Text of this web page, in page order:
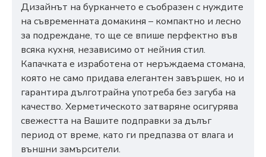
Дизайнът на бурканчето е съобразен с нуждите
на съвременната домакиня – компактно и лесно
за подреждане, то ще се впише перфектно във
всяка кухня, независимо от нейния стил.
Капачката е изработена от неръждаема стомана,
която не само придава елегантен завършек, но и
гарантира дълготрайна употреба без загуба на
качество. Херметическото затваряне осигурява
свежестта на Вашите подправки за дълъг
период от време, като ги предпазва от влага и
външни замърсители.